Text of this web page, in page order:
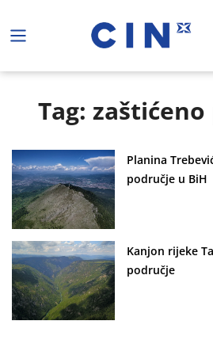
Tag:
Planina
područje u BiH
Kanjon rijeke
područje